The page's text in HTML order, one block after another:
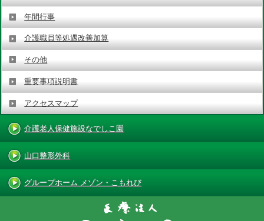
年間行事
介護職員等処遇改善加算
その他
重要事項説明書
アクセスマップ
介護老人保健施設なでしこ園
山口整形外科
グループホーム メゾン・こもれび